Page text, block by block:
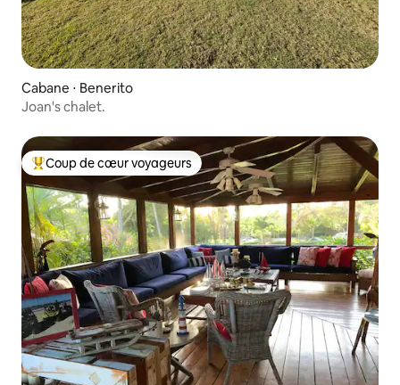
Cabane ⋅ Benerito
Joan's chalet.
Coups de cœur voyageurs les plus appréciés
Coup de cœur voyageurs